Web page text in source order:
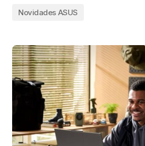
Novidades ASUS